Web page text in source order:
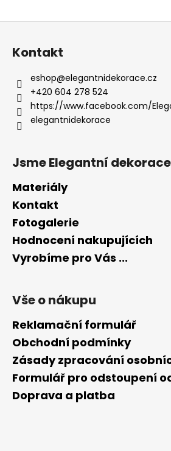
Z
Kontakt
eshop@elegantnidekorace.cz
+420 604 278 524
https://www.facebook.com/
elegantnidekorace
Jsme Elegantní dekorace
Materiály
Kontakt
Fotogalerie
Hodnocení nakupujících
Vyrobíme pro Vás ...
Vše o nákupu
Reklamační formulář
Obchodní podmínky
Zásady zpracování
Formulář pro odstoupení
Doprava a platba